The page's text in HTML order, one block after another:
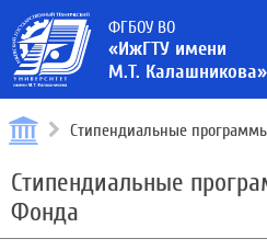
ФГБОУ ВО
«ИжГТУ имени
М.Т. Калашникова»
Стипендиальные
Стипендиальные
Фонда